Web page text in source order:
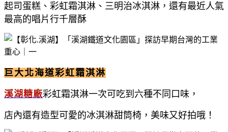
起司蛋糕、彩虹霜淇淋、三明治冰淇淋，還有最近人氣
最高的唱片行千層酥
巨大北海道彩虹霜淇淋
溪湖糖廠彩虹霜淇淋一次可吃到六種不同口味，
店內還有造型可愛的冰淇淋甜筒椅，美味又好拍哦！